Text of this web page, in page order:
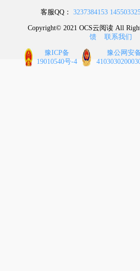
客服QQ： 3237384153
Copyright© 2021 OCS云阅读 All
馈
联系我们
豫ICP备
19010540号-4
豫公网安